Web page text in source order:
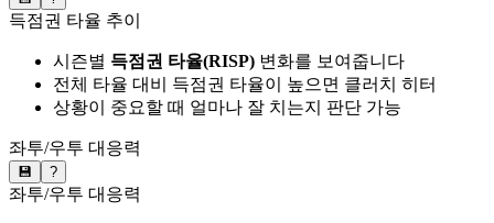
득점권 타율 추이
시즌별 득점권 타율(RISP) 변화를 보여줍니다
전체 타율 대비 득점권 타율이 높으면 클러치 히터
상황이 중요할 때 얼마나 잘 치는지 판단 가능
좌투/우투 대응력
💾 ?
좌투/우투 대응력